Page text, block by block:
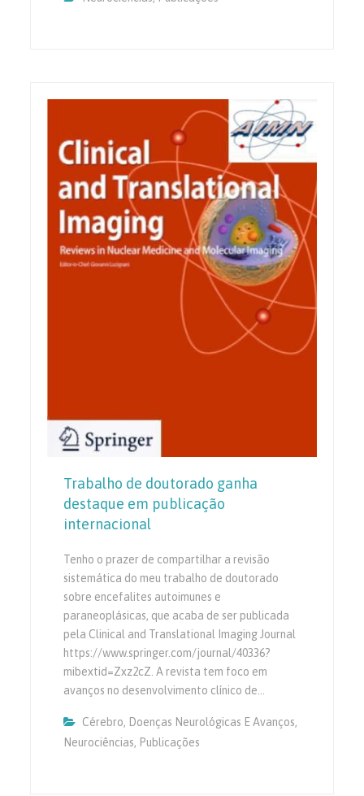
Trabalho de doutorado ganha
destaque em publicação
internacional
Tenho o prazer de compartilhar a revisão
sistemática do meu trabalho de doutorado
sobre encefalites autoimunes e
paraneoplásicas, que acaba de ser publicada
pela Clinical and Translational Imaging Journal
https://www.springer.com/journal/40336?
mibextid=Zxz2cZ. A revista tem foco em
avanços no desenvolvimento clínico de…
Cérebro, Doenças Neurológicas E Avanços,
Neurociências, Publicações